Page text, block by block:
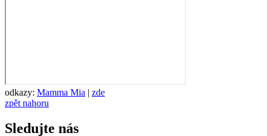
odkazy: Mamma Mia | zde
zpět nahoru
Sledujte nás